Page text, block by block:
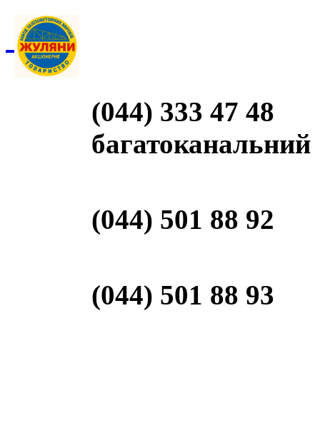
(044) 333 47 48
багатоканальний
(044) 501 88 92
(044) 501 88 93